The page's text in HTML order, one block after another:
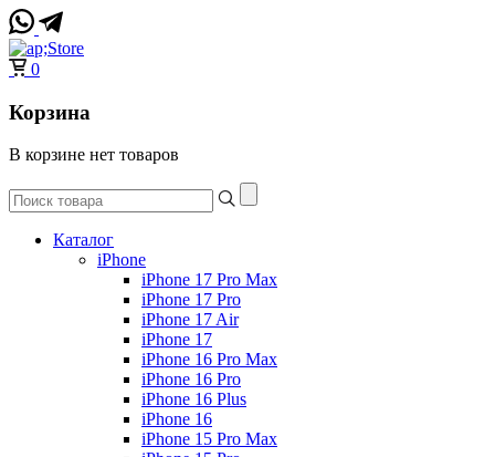
0
Корзина
В корзине нет товаров
Каталог
iPhone
iPhone 17 Pro Max
iPhone 17 Pro
iPhone 17 Air
iPhone 17
iPhone 16 Pro Max
iPhone 16 Pro
iPhone 16 Plus
iPhone 16
iPhone 15 Pro Max